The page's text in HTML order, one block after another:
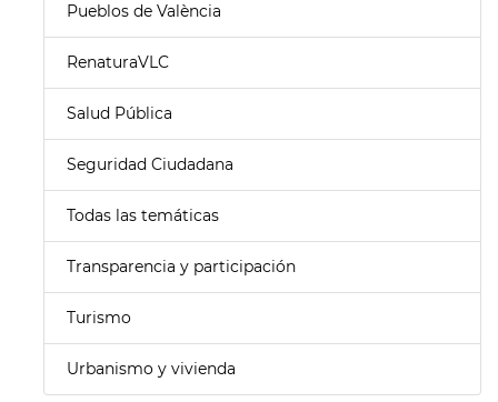
Pueblos de València
RenaturaVLC
Salud Pública
Seguridad Ciudadana
Todas las temáticas
Transparencia y participación
Turismo
Urbanismo y vivienda